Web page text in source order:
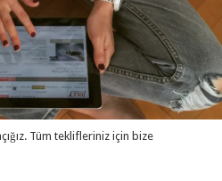
Tüm teklifleriniz için bize